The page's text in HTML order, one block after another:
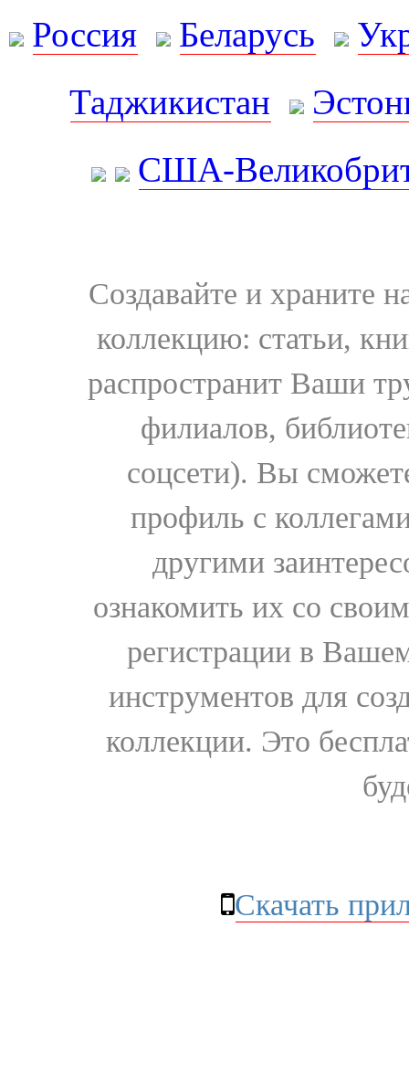
Россия Беларусь
Таджикистан
США-
Создавайте и храните
коллекцию: статьи,
распространит Ваши
филиалов,
соцсети). Вы
профиль с
другими
ознакомить их со
регистрации в
инструментов для
коллекции. Это
Скачать